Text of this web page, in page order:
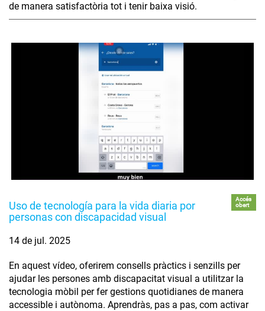
de manera satisfactòria tot i tenir baixa visió.
Uso de tecnología para la vida diaria por
personas con discapacidad visual
Accés
obert
14 de jul. 2025
En aquest vídeo, oferirem consells pràctics i senzills per
ajudar les persones amb discapacitat visual a utilitzar la
tecnologia mòbil per fer gestions quotidianes de manera
accessible i autònoma. Aprendràs, pas a pas, com activar